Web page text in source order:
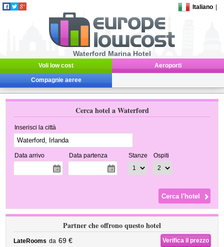
Italiano
Waterford Marina Hotel
Voli low cost Aeroporti
Compagnie aeree
Cerca hotel a Waterford
Inserisci la città
Data arrivo Data partenza Stanze Ospiti
Partner che offrono questo hotel
LateRooms da 69 € Verifica il prezzo